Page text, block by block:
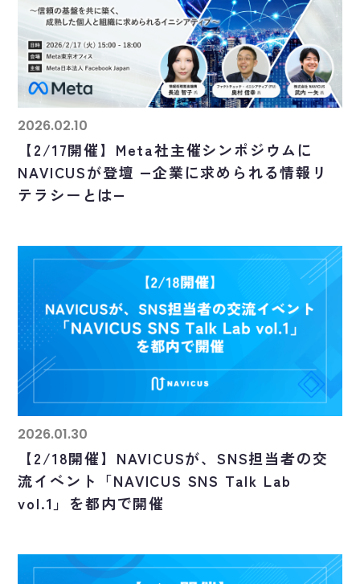
2026.02.10
【2/17開催】Meta社主催シンポジウムに
NAVICUSが登壇 ―企業に求められる情報リ
テラシーとは―
2026.01.30
【2/18開催】NAVICUSが、SNS担当者の交
流イベント「NAVICUS SNS Talk Lab
vol.1」を都内で開催